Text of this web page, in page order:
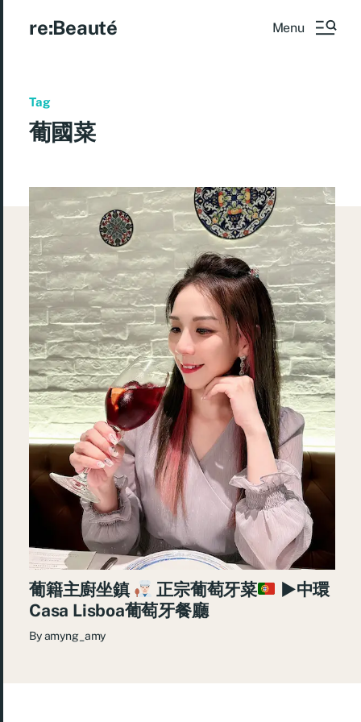
re:Beauté Menu
Tag
葡國菜
葡籍主廚坐鎮 正宗葡萄牙菜
►中環
Casa Lisboa葡萄牙餐廳
Byamyng_amy